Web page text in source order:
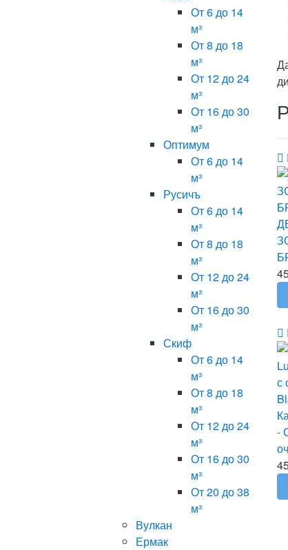
От 6 до 14
м³
От 8 до 18
м³
От 12 до 24
м³
От 16 до 30
м³
Оптимум
От 6 до 14
м³
Русичъ
От 6 до 14
м³
От 8 до 18
м³
От 12 до 24
м³
От 16 до 30
м³
Скиф
От 6 до 14
м³
От 8 до 18
м³
От 12 до 24
м³
От 16 до 30
м³
От 20 до 38
м³
Вулкан
Ермак
-